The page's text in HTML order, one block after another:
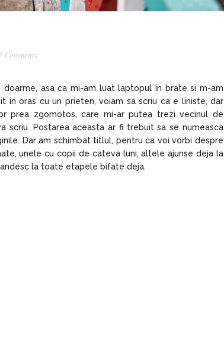
Comments
asa ca mi-am luat laptopul in brate si m-am
in oras cu un prieten, voiam sa scriu ca e liniste, dar
prea zgomotos, care mi-ar putea trezi vecinul de
scriu. Postarea aceasta ar fi trebuit sa se numeasca
Dar am schimbat titlul, pentru ca voi vorbi despre
unele cu copii de cateva luni, altele ajunse deja la
la toate etapele bifate deja.